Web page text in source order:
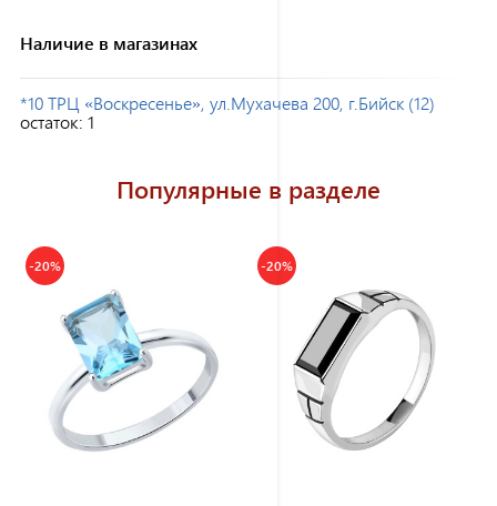
Наличие в магазинах
*10 ТРЦ «Воскресенье», ул.Мухачева 200, г.Бийск (12)
остаток: 1
Популярные в разделе
-20% -20%